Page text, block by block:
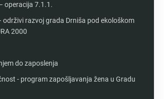
operacija 7.1.1.
održivi razvoj grada Drniša pod ekološkom
2000
do zaposlenja
- program zapošljavanja žena u Gradu